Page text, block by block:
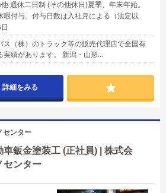
週休二日制 (その他休日)夏季、年末年始。
暇付与。付与日数は入社月による（法定以
ス（株）のトラック等の販売代理店で全国有
実績があります。 新潟・山形...
詳細をみる
ンター
鈑金塗装工 (正社員) | 株式会
ンター